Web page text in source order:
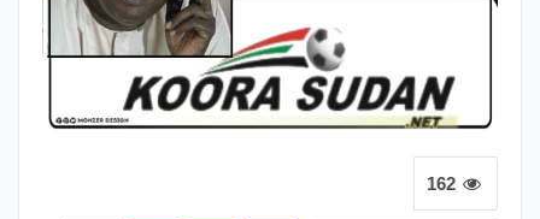
162